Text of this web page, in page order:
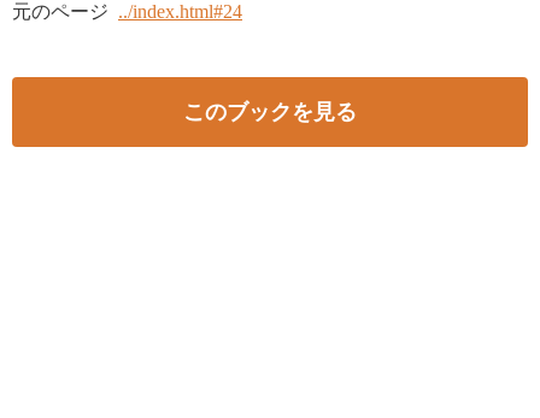
元のページ ../index.html#24
このブックを見る